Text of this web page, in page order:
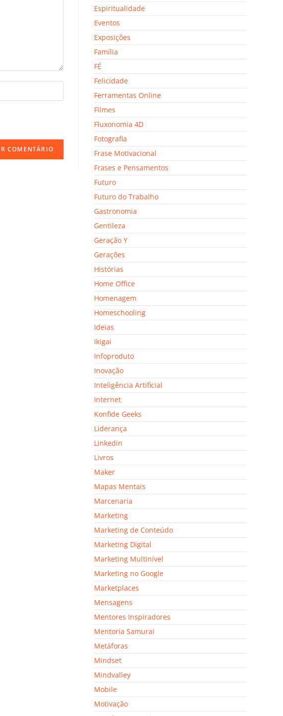
Espiritualidade
Eventos
Exposições
Família
FÉ
Felicidade
Ferramentas Online
Filmes
Fluxonomia 4D
Fotografia
Frase Motivacional
Frases e Pensamentos
Futuro
Futuro do Trabalho
Gastronomia
Gentileza
Geração Y
Gerações
Histórias
Home Office
Homenagem
Homeschooling
Ideias
Ikigai
Infoproduto
Inovação
Inteligência Artificial
Internet
Konfide Geeks
Liderança
Linkedin
Livros
Maker
Mapas Mentais
Marcenaria
Marketing
Marketing de Conteúdo
Marketing Digital
Marketing Multinível
Marketing no Google
Marketplaces
Mensagens
Mentores Inspiradores
Mentoria Samurai
Metáforas
Mindset
Mindvalley
Mobile
Motivação